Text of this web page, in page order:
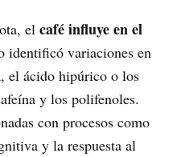
el café influye en el
identificó variaciones en
el ácido hipúrico o los
y los polifenoles.
con procesos como
y la respuesta al